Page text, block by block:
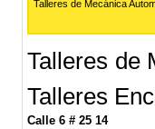
Talleres de Mecánica
Talleres de
Talleres
Calle 6 # 25 14